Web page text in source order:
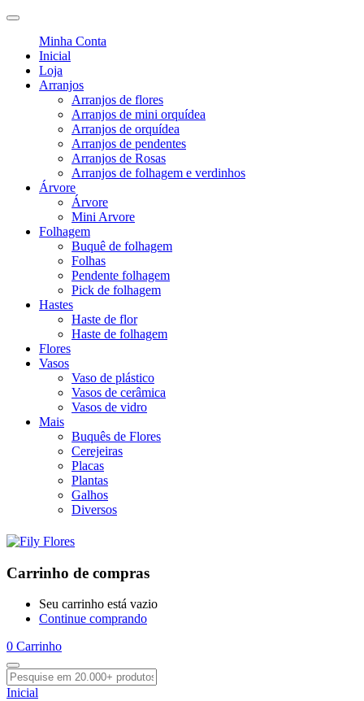
Minha Conta
Inicial
Loja
Arranjos
Arranjos de flores
Arranjos de mini orquídea
Arranjos de orquídea
Arranjos de pendentes
Arranjos de Rosas
Arranjos de folhagem e verdinhos
Árvore
Árvore
Mini Arvore
Folhagem
Buquê de folhagem
Folhas
Pendente folhagem
Pick de folhagem
Hastes
Haste de flor
Haste de folhagem
Flores
Vasos
Vaso de plástico
Vasos de cerâmica
Vasos de vidro
Mais
Buquês de Flores
Cerejeiras
Placas
Plantas
Galhos
Diversos
Carrinho de compras
Seu carrinho está vazio
Continue comprando
0 Carrinho
Inicial